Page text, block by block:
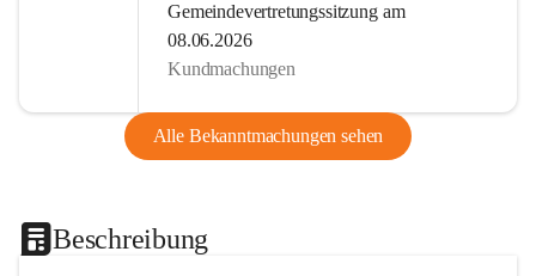
Gemeindevertretungssitzung am
08.06.2026
Kundmachungen
Alle Bekanntmachungen sehen
Beschreibung